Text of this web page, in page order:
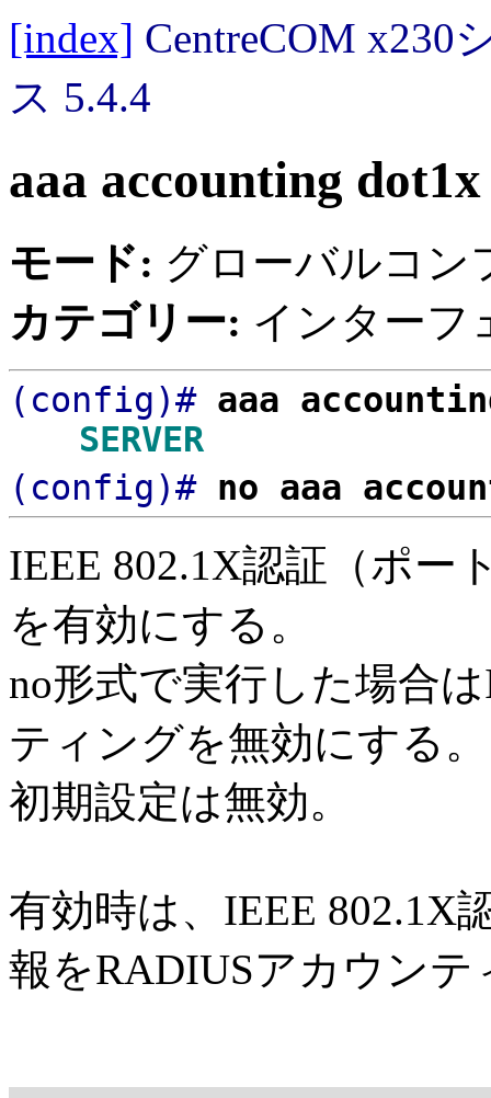
[index] CentreCOM x230
ス 5.4.4
aaa accounting dot1x
モード: グローバルコン
カテゴリー: インターフ
(config)# aaa
SERVER
(config)# no aaa
IEEE 802.1X認証（ポー
を有効にする。
no形式で実行した場合
ティングを無効にする。
初期設定は無効。
有効時は、IEEE 802.1X
報をRADIUSアカウン